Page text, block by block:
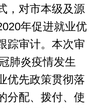
，对市本级及源
年促进就业优
踪审计。本次审
肺炎疫情发生
优先政策贯彻落
分配、拨付、使